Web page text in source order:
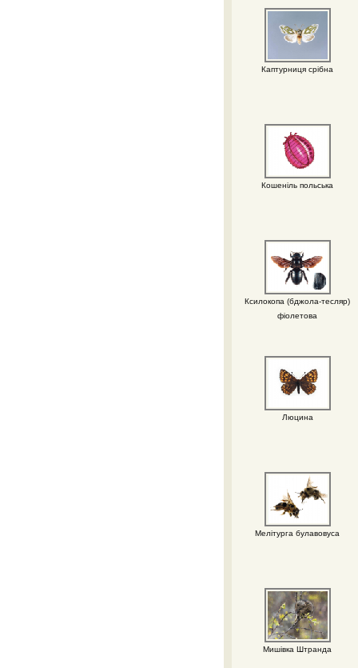
Каптурниця срібна
Кошеніль польська
Ксилокопа (бджола-тесляр)
фіолетова
Люцина
Мелітурга булавовуса
Мишівка Штранда